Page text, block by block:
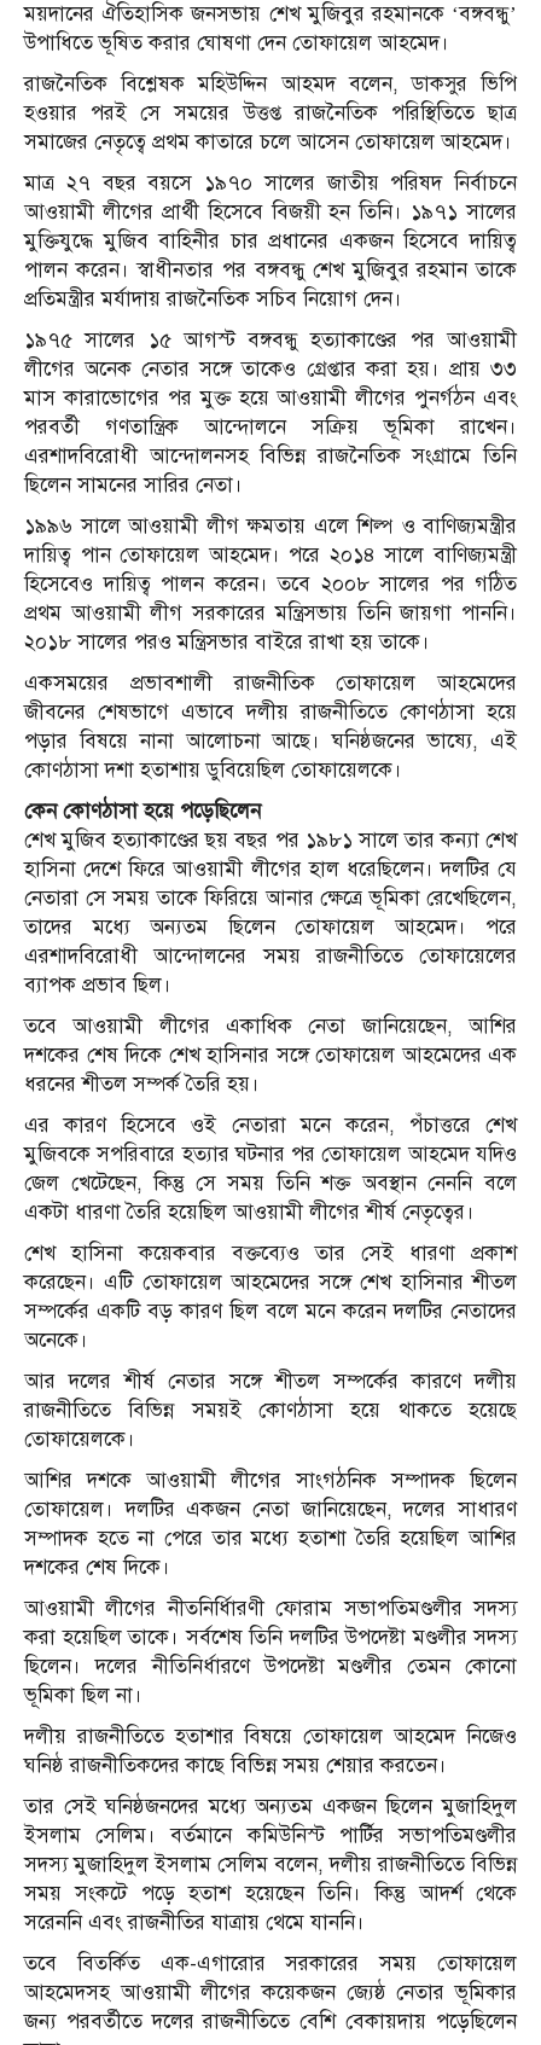
ময়দানের ঐতিহাসিক জনসভায় শেখ মুজিবুর রহমানকে ‘বঙ্গবন্ধু’
উপাধিতে ভূষিত করার ঘোষণা দেন তোফায়েল আহমেদ।
রাজনৈতিক বিশ্লেষক মহিউদ্দিন আহমদ বলেন, ডাকসুর ভিপি
হওয়ার পরই সে সময়ের উত্তপ্ত রাজনৈতিক পরিস্থিতিতে ছাত্র
সমাজের নেতৃত্বে প্রথম কাতারে চলে আসেন তোফায়েল আহমেদ।
মাত্র ২৭ বছর বয়সে ১৯৭০ সালের জাতীয় পরিষদ নির্বাচনে
আওয়ামী লীগের প্রার্থী হিসেবে বিজয়ী হন তিনি। ১৯৭১ সালের
মুক্তিযুদ্ধে মুজিব বাহিনীর চার প্রধানের একজন হিসেবে দায়িত্ব
পালন করেন। স্বাধীনতার পর বঙ্গবন্ধু শেখ মুজিবুর রহমান তাকে
প্রতিমন্ত্রীর মর্যাদায় রাজনৈতিক সচিব নিয়োগ দেন।
১৯৭৫ সালের ১৫ আগস্ট বঙ্গবন্ধু হত্যাকাণ্ডের পর আওয়ামী
লীগের অনেক নেতার সঙ্গে তাকেও গ্রেপ্তার করা হয়। প্রায় ৩৩
মাস কারাভোগের পর মুক্ত হয়ে আওয়ামী লীগের পুনর্গঠন এবং
পরবর্তী গণতান্ত্রিক আন্দোলনে সক্রিয় ভূমিকা রাখেন।
এরশাদবিরোধী আন্দোলনসহ বিভিন্ন রাজনৈতিক সংগ্রামে তিনি
ছিলেন সামনের সারির নেতা।
১৯৯৬ সালে আওয়ামী লীগ ক্ষমতায় এলে শিল্প ও বাণিজ্যমন্ত্রীর
দায়িত্ব পান তোফায়েল আহমেদ। পরে ২০১৪ সালে বাণিজ্যমন্ত্রী
হিসেবেও দায়িত্ব পালন করেন। তবে ২০০৮ সালের পর গঠিত
প্রথম আওয়ামী লীগ সরকারের মন্ত্রিসভায় তিনি জায়গা পাননি।
২০১৮ সালের পরও মন্ত্রিসভার বাইরে রাখা হয় তাকে।
একসময়ের প্রভাবশালী রাজনীতিক তোফায়েল আহমেদের
জীবনের শেষভাগে এভাবে দলীয় রাজনীতিতে কোণঠাসা হয়ে
পড়ার বিষয়ে নানা আলোচনা আছে। ঘনিষ্ঠজনের ভাষ্যে, এই
কোণঠাসা দশা হতাশায় ডুবিয়েছিল তোফায়েলকে।
কেন কোণঠাসা হয়ে পড়েছিলেন
শেখ মুজিব হত্যাকাণ্ডের ছয় বছর পর ১৯৮১ সালে তার কন্যা শেখ
হাসিনা দেশে ফিরে আওয়ামী লীগের হাল ধরেছিলেন। দলটির যে
নেতারা সে সময় তাকে ফিরিয়ে আনার ক্ষেত্রে ভূমিকা রেখেছিলেন,
তাদের মধ্যে অন্যতম ছিলেন তোফায়েল আহমেদ। পরে
এরশাদবিরোধী আন্দোলনের সময় রাজনীতিতে তোফায়েলের
ব্যাপক প্রভাব ছিল।
তবে আওয়ামী লীগের একাধিক নেতা জানিয়েছেন, আশির
দশকের শেষ দিকে শেখ হাসিনার সঙ্গে তোফায়েল আহমেদের এক
ধরনের শীতল সম্পর্ক তৈরি হয়।
এর কারণ হিসেবে ওই নেতারা মনে করেন, পঁচাত্তরে শেখ
মুজিবকে সপরিবারে হত্যার ঘটনার পর তোফায়েল আহমেদ যদিও
জেল খেটেছেন, কিন্তু সে সময় তিনি শক্ত অবস্থান নেননি বলে
একটা ধারণা তৈরি হয়েছিল আওয়ামী লীগের শীর্ষ নেতৃত্বের।
শেখ হাসিনা কয়েকবার বক্তব্যেও তার সেই ধারণা প্রকাশ
করেছেন। এটি তোফায়েল আহমেদের সঙ্গে শেখ হাসিনার শীতল
সম্পর্কের একটি বড় কারণ ছিল বলে মনে করেন দলটির নেতাদের
অনেকে।
আর দলের শীর্ষ নেতার সঙ্গে শীতল সম্পর্কের কারণে দলীয়
রাজনীতিতে বিভিন্ন সময়ই কোণঠাসা হয়ে থাকতে হয়েছে
তোফায়েলকে।
আশির দশকে আওয়ামী লীগের সাংগঠনিক সম্পাদক ছিলেন
তোফায়েল। দলটির একজন নেতা জানিয়েছেন, দলের সাধারণ
সম্পাদক হতে না পেরে তার মধ্যে হতাশা তৈরি হয়েছিল আশির
দশকের শেষ দিকে।
আওয়ামী লীগের নীতনির্ধিারণী ফোরাম সভাপতিমণ্ডলীর সদস্য
করা হয়েছিল তাকে। সর্বশেষ তিনি দলটির উপদেষ্টা মণ্ডলীর সদস্য
ছিলেন। দলের নীতিনির্ধারণে উপদেষ্টা মণ্ডলীর তেমন কোনো
ভূমিকা ছিল না।
দলীয় রাজনীতিতে হতাশার বিষয়ে তোফায়েল আহমেদ নিজেও
ঘনিষ্ঠ রাজনীতিকদের কাছে বিভিন্ন সময় শেয়ার করতেন।
তার সেই ঘনিষ্ঠজনদের মধ্যে অন্যতম একজন ছিলেন মুজাহিদুল
ইসলাম সেলিম। বর্তমানে কমিউনিস্ট পার্টির সভাপতিমণ্ডলীর
সদস্য মুজাহিদুল ইসলাম সেলিম বলেন, দলীয় রাজনীতিতে বিভিন্ন
সময় সংকটে পড়ে হতাশ হয়েছেন তিনি। কিন্তু আদর্শ থেকে
সরেননি এবং রাজনীতির যাত্রায় থেমে যাননি।
তবে বিতর্কিত এক-এগারোর সরকারের সময় তোফায়েল
আহমেদসহ আওয়ামী লীগের কয়েকজন জ্যেষ্ঠ নেতার ভূমিকার
জন্য পরবর্তীতে দলের রাজনীতিতে বেশি বেকায়দায় পড়েছিলেন